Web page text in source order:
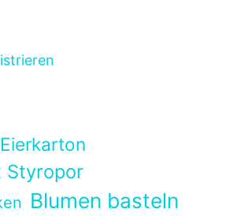
Styropor
Blumen basteln